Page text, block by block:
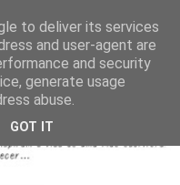
to deliver its services
and user-agent are
and security
generate usage
abuse.
GOT IT